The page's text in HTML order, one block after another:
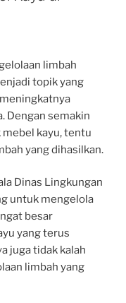
limbah
topik yang
Dengan semakin
kayu, tentu
yang dihasilkan.
Dinas Lingkungan
untuk mengelola
besar
yang terus
juga tidak kalah
limbah yang